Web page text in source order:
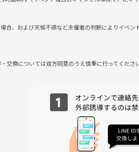
合、および天候不順など主催者の判断によりイベ
交換については双方同意のうえ慎重に行ってくだ